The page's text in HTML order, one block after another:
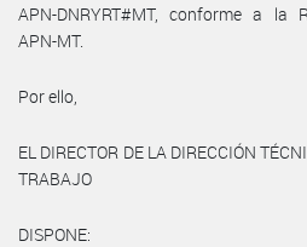
APN-DNRYRT#MT, conforme a la
APN-MT.
Por ello,
EL DIRECTOR DE LA DIRECCIÓN
TRABAJO
DISPONE: